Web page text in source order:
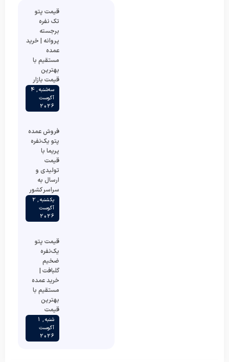
قیمت پتو
تک نفره
برجسته
پروانه | خرید
عمده
مستقیم با
بهترین
قیمت بازار
سه‌شنبه , 4
آگوست
2026
فروش عمده
پتو یک‌نفره
پریما با
قیمت
تولیدی و
ارسال به
سراسر کشور
یکشنبه , 2
آگوست
2026
قیمت پتو
یک‌نفره
ضخیم
گلبافت |
خرید عمده
مستقیم با
بهترین
قیمت
شنبه , 1
آگوست
2026